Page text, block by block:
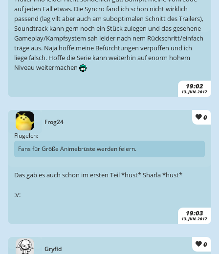
19:02
13. JUN. 2017
auf jeden Fall etwas. Die Syncro fand ich schon nicht wirklich
passend (lag vllt aber auch am suboptimalen Schnitt des Trailers),
Soundtrack kann gern noch ein Stück zulegen und das gesehene
Gameplay/Kampfsystem sah leider nach nem Rückschritt/einfach
träge aus. Naja hoffe meine Befürchtungen verpuffen und ich
liege falsch. Hoffe die Serie kann weiterhin auf enorm hohem
Niveau weitermachen
Frog24
0
19:03
13. JUN. 2017
Flugelch:
Fans für Größe Animebrüste werden feiern.
Das gab es auch schon im ersten Teil *hust* Sharla *hust*
:v:
Gryfid
0